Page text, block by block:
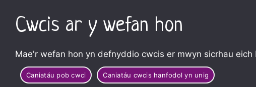
Cwcis ar y wefan hon
Mae'r wefan hon yn defnyddio cwcis er mwyn sicrhau
Caniatáu pob cwci Caniatáu cwcis hanfodol yn unig